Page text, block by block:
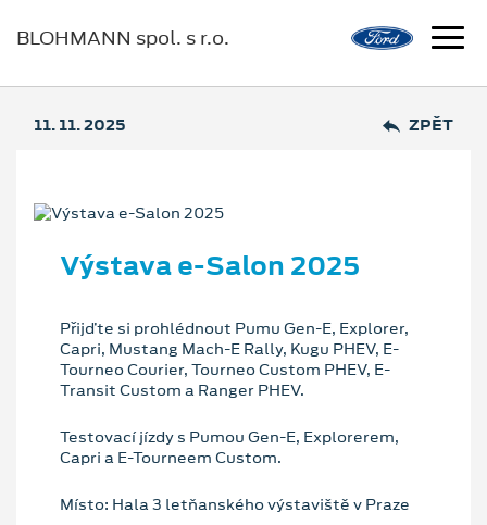
BLOHMANN spol. s r.o.
11. 11. 2025 ZPĚT
Výstava e-Salon 2025
Přijďte si prohlédnout Pumu Gen-E, Explorer,
Capri, Mustang Mach-E Rally, Kugu PHEV, E-
Tourneo Courier, Tourneo Custom PHEV, E-
Transit Custom a Ranger PHEV.
Testovací jízdy s Pumou Gen-E, Explorerem,
Capri a E-Tourneem Custom.
Místo: Hala 3 letňanského výstaviště v Praze